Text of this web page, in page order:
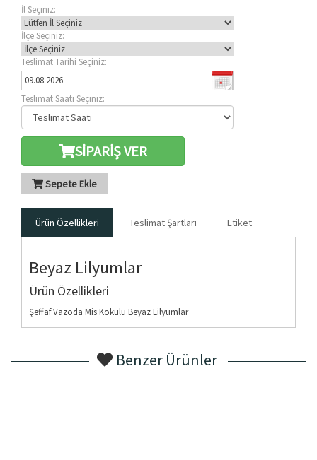
İl Seçiniz:
İlçe Seçiniz:
Teslimat Tarihi Seçiniz:
Teslimat Saati Seçiniz:
SİPARİŞ VER
Sepete Ekle
Ürün Özellikleri Teslimat Şartları Etiket
Beyaz Lilyumlar
Ürün Özellikleri
Şeffaf Vazoda Mis Kokulu Beyaz Lilyumlar
Benzer Ürünler